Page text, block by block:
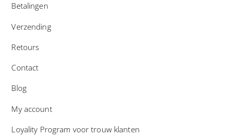
Betalingen
Verzending
Retours
Contact
Blog
My account
Loyality Program voor trouw klanten